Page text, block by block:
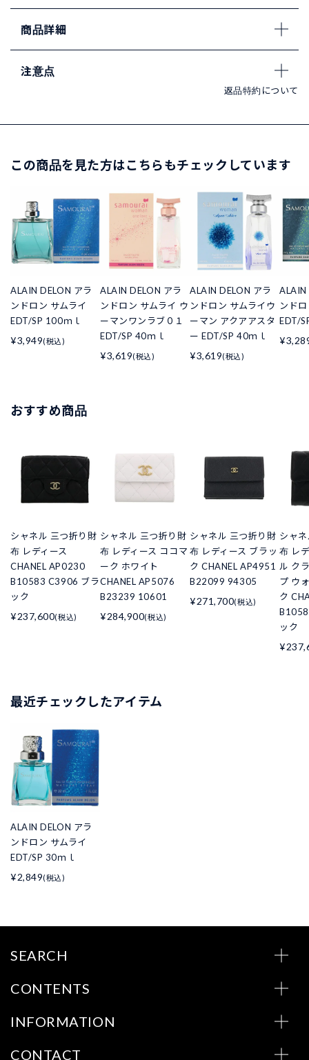
商品詳細
注意点
返品特約について
この商品を見た方はこちらもチェックしています
ALAIN DELON アラ
ンドロン サムライ
EDT/SP 100ｍｌ
¥3,949(税込)
ALAIN DELON アラ
ンドロン サムライ ウ
ーマンワンラブ０１
EDT/SP 40ｍｌ
¥3,619(税込)
ALAIN DELON アラ
ンドロン サムライウ
ーマン アクアアスタ
ー EDT/SP 40ｍｌ
¥3,619(税込)
ALAIN
ンド
EDT/
おすすめ商品
シャネル 三つ折り財
布 レディース
CHANEL AP0230
B10583 C3906 ブラ
ック
¥237,600(税込)
シャネル 三つ折り財
布 レディース ココマ
ーク ホワイト
CHANEL AP5076
B23239 10601
¥284,900(税込)
シャネル 三つ折り財
布 レディース ブラッ
ク CHANEL AP4951
B22099 94305
¥271,700(税込)
シャ
布 レ
ル ク
プ ウ
ク
ック
最近チェックしたアイテム
ALAIN DELON アラ
ンドロン サムライ
EDT/SP 30ｍｌ
¥2,849(税込)
SEARCH
CONTENTS
INFORMATION
CONTACT